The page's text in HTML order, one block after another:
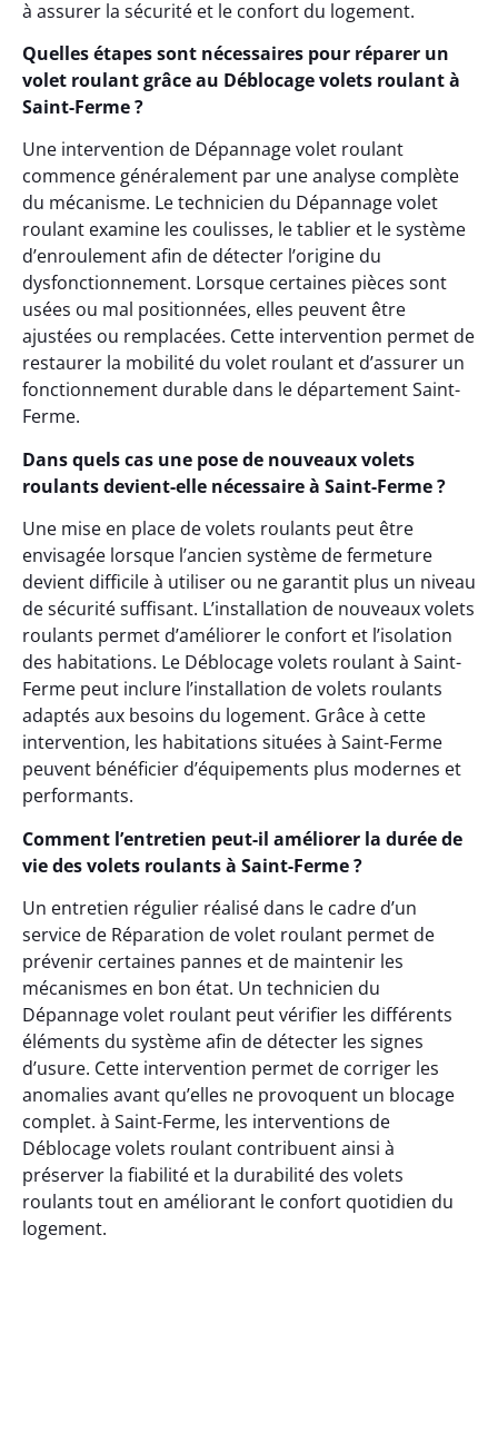
à assurer la sécurité et le confort du logement.
Quelles étapes sont nécessaires pour réparer un
volet roulant grâce au Déblocage volets roulant à
Saint-Ferme ?
Une intervention de Dépannage volet roulant
commence généralement par une analyse complète
du mécanisme. Le technicien du Dépannage volet
roulant examine les coulisses, le tablier et le système
d’enroulement afin de détecter l’origine du
dysfonctionnement. Lorsque certaines pièces sont
usées ou mal positionnées, elles peuvent être
ajustées ou remplacées. Cette intervention permet de
restaurer la mobilité du volet roulant et d’assurer un
fonctionnement durable dans le département Saint-
Ferme.
Dans quels cas une pose de nouveaux volets
roulants devient-elle nécessaire à Saint-Ferme ?
Une mise en place de volets roulants peut être
envisagée lorsque l’ancien système de fermeture
devient difficile à utiliser ou ne garantit plus un niveau
de sécurité suffisant. L’installation de nouveaux volets
roulants permet d’améliorer le confort et l’isolation
des habitations. Le Déblocage volets roulant à Saint-
Ferme peut inclure l’installation de volets roulants
adaptés aux besoins du logement. Grâce à cette
intervention, les habitations situées à Saint-Ferme
peuvent bénéficier d’équipements plus modernes et
performants.
Comment l’entretien peut-il améliorer la durée de
vie des volets roulants à Saint-Ferme ?
Un entretien régulier réalisé dans le cadre d’un
service de Réparation de volet roulant permet de
prévenir certaines pannes et de maintenir les
mécanismes en bon état. Un technicien du
Dépannage volet roulant peut vérifier les différents
éléments du système afin de détecter les signes
d’usure. Cette intervention permet de corriger les
anomalies avant qu’elles ne provoquent un blocage
complet. à Saint-Ferme, les interventions de
Déblocage volets roulant contribuent ainsi à
préserver la fiabilité et la durabilité des volets
roulants tout en améliorant le confort quotidien du
logement.